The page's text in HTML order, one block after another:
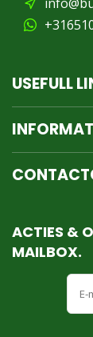
USEFULL
ACTIES &
MAILBOX.